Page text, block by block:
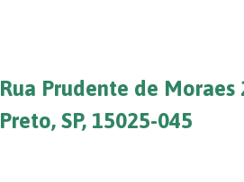
Rua Prudente de Moraes
Preto, SP, 15025-045